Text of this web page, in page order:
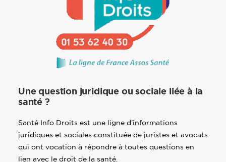
Une question juridique ou sociale liée à la
santé ?
Santé Info Droits est une ligne d’informations
juridiques et sociales constituée de juristes et avocats
qui ont vocation à répondre à toutes questions en
lien avec le droit de la santé.